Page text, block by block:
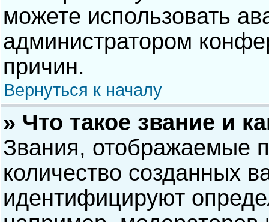
можете использовать
администратором
причин.
Вернуться к началу
» Что такое звание и
Звания, отображаемые
количество созданных
идентифицируют